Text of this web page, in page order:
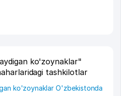
ko'zoynaklar"
tashkilotlar
ko'zoynaklar O'zbekistonda